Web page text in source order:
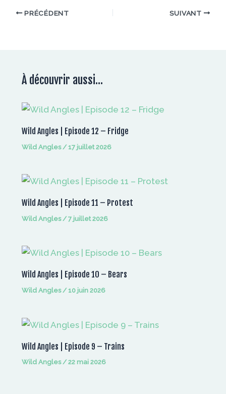
PRÉCÉDENT SUIVANT
À découvrir aussi...
Wild Angles | Episode 12 – Fridge
Wild Angles/17 juillet 2026
Wild Angles | Episode 11 – Protest
Wild Angles/7 juillet 2026
Wild Angles | Episode 10 – Bears
Wild Angles/10 juin 2026
Wild Angles | Episode 9 – Trains
Wild Angles/22 mai 2026